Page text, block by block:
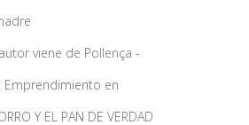
viene de Pollença -
Emprendimiento en
Y EL PAN DE VERDAD